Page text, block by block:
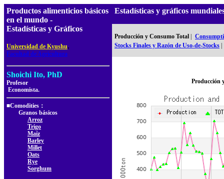
Productos alimenticios básicos
en el mundo -
Estadísticas y Gráficos
Universidad de Kyushu,
Facultad de Agricultura
Shoichi Ito, PhD
Profesor
Economista.
■Comodities：
Granos básicos
Arroz
Trigo
Maíz
Barley
Millet
Oats
Rye
Sorghum
Estadísticas y gráficos
Producción y Consumo Total
Stocks Finales y Razón de Uso-de-Stocks
Producción